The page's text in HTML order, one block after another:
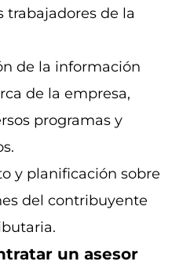
trabajadores de la
de la información
de la empresa,
programas y
y planificación sobre
del contribuyente
un asesor